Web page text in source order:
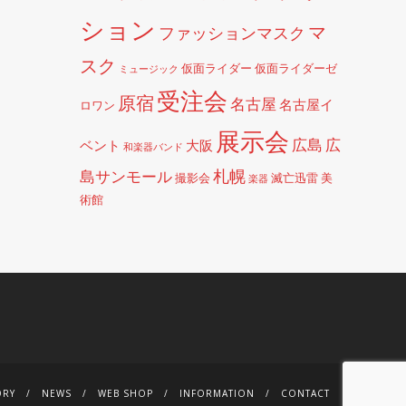
ション ファッションマスク マ
スク
ミュージック 仮面ライダー 仮面ライダーゼ
ロワン 原宿受注会名古屋 名古屋イ
ベント 和楽器バンド 大阪 展示会 広島 広
島サンモール撮影会 札幌 楽器 滅亡迅雷美
術館
NEWS WEB SHOP INFORMATION CONTACT